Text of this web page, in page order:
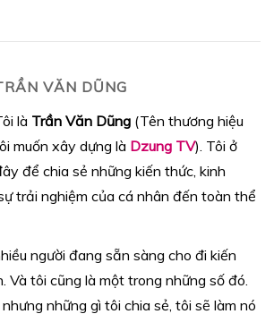
VĂN DŨNG
là Trần Văn Dũng (Tên thương hiệu
muốn xây dựng là Dzung TV). Tôi ở
để chia sẻ những kiến thức, kinh
trải nghiệm của cá nhân đến toàn thể
người đang sẵn sàng cho đi kiến
Và tôi cũng là một trong những số đó.
những gì tôi chia sẻ, tôi sẽ làm nó